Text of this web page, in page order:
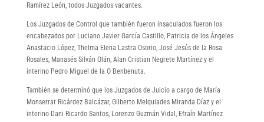
Ramírez León, todos Juzgados vacantes.
Los Juzgados de Control que también fueron insaculados fueron los
encabezados por Luciano Javier García Castillo, Patricia de los Ángeles
Anastacio López, Thelma Elena Lastra Osorio, José Jesús de la Rosa
Rosales, Manasés Silván Olán, Alan Cristian Negrete Martínez y el
interino Pedro Miguel de la O Benbenuta.
También se determinó que los Juzgados de Juicio a cargo de María
Monserrat Ricárdez Balcázar, Gilberto Melquiades Miranda Díaz y el
interino Dani Ricardo Santos, Lorenzo Guzmán Vidal, Efraín Martínez